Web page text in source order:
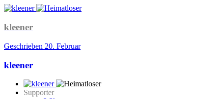
kleener
Geschrieben 20. Februar
kleener
Supporter